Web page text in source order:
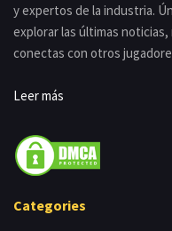
y expertos de la industria.
explorar las últimas
conectas con otros
Leer más
Categories